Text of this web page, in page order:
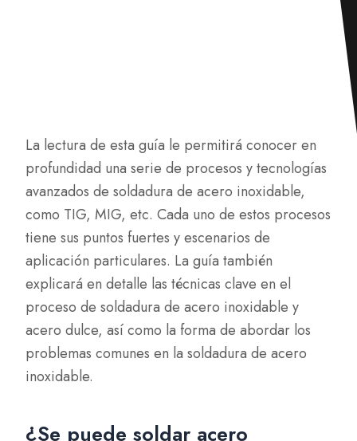
La lectura de esta guía le permitirá conocer en
profundidad una serie de procesos y tecnologías
avanzados de soldadura de acero inoxidable,
como TIG, MIG, etc. Cada uno de estos procesos
tiene sus puntos fuertes y escenarios de
aplicación particulares. La guía también
explicará en detalle las técnicas clave en el
proceso de soldadura de acero inoxidable y
acero dulce, así como la forma de abordar los
problemas comunes en la soldadura de acero
inoxidable.
¿Se puede soldar acero